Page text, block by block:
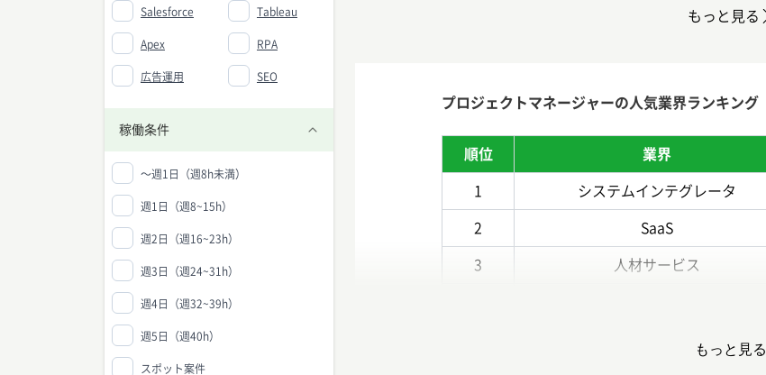
もっと見る
プロジェクトマネージャーの人気業界ランキング
順位 業界
1 システムインテグレータ
2 SaaS
3 人材サービス
もっと見る
Salesforce Tableau
Apex RPA
広告運用 SEO
稼働条件
〜週1日（週8h未満）
週1日（週8~15h）
週2日（週16~23h）
週3日（週24~31h）
週4日（週32~39h）
週5日（週40h）
スポット案件